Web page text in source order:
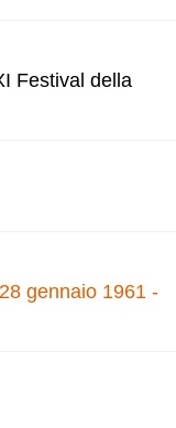
Festival della
gennaio 1961 -